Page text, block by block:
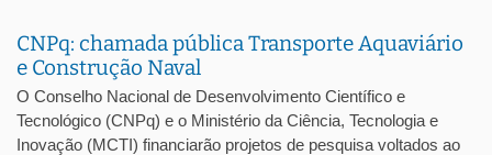
CNPq: chamada pública Transporte Aquaviário
e Construção Naval
O Conselho Nacional de Desenvolvimento Científico e
Tecnológico (CNPq) e o Ministério da Ciência, Tecnologia e
Inovação (MCTI) financiarão projetos de pesquisa voltados ao